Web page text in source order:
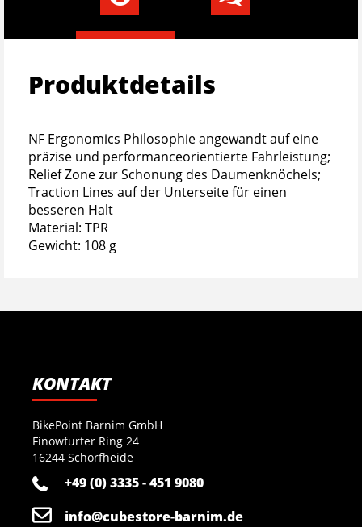
Produktdetails
NF Ergonomics Philosophie angewandt auf eine
präzise und performanceorientierte Fahrleistung;
Relief Zone zur Schonung des Daumenknöchels;
Traction Lines auf der Unterseite für einen
besseren Halt
Material: TPR
Gewicht: 108 g
KONTAKT
BikePoint Barnim GmbH
Finowfurter Ring 24
16244 Schorfheide
+49 (0) 3335 - 451 9080
info@cubestore-barnim.de